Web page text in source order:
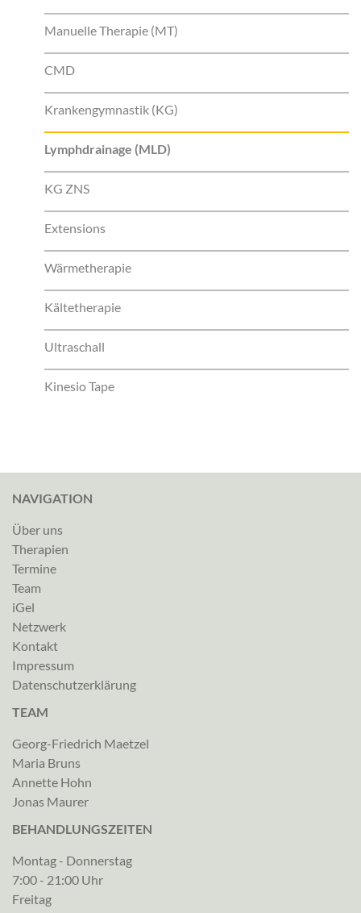
Manuelle Therapie (MT)
CMD
Krankengymnastik (KG)
Lymphdrainage (MLD)
KG ZNS
Extensions
Wärmetherapie
Kältetherapie
Ultraschall
Kinesio Tape
NAVIGATION
Über uns
Therapien
Termine
Team
iGel
Netzwerk
Kontakt
Impressum
Datenschutzerklärung
TEAM
Georg-Friedrich Maetzel
Maria Bruns
Annette Hohn
Jonas Maurer
BEHANDLUNGSZEITEN
Montag - Donnerstag
7:00 - 21:00 Uhr
Freitag